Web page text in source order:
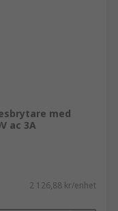
med
ac 3A
2 126,88 kr/enhet